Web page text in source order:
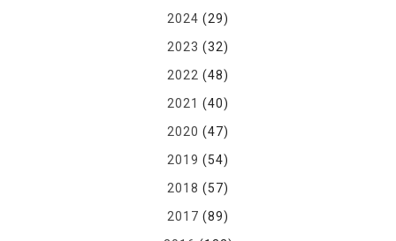
2024 (29)
2023 (32)
2022 (48)
2021 (40)
2020 (47)
2019 (54)
2018 (57)
2017 (89)